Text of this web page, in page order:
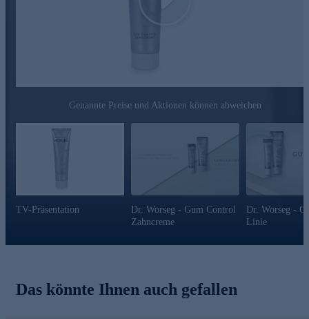
Genannte Preise und Aktionen können abweichen
TV-Präsentation
Dr. Worseg - Gum Control
Zahncreme
Dr. Worseg -
Linie
Das könnte Ihnen auch gefallen